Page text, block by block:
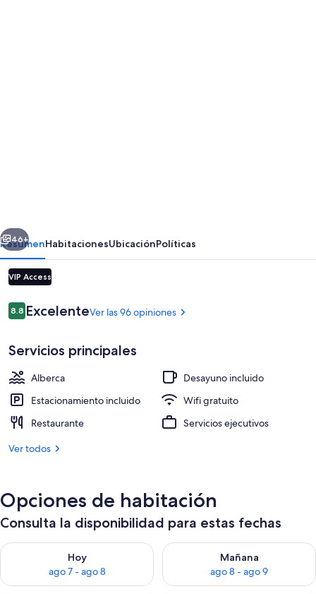
Ropa de cama de alta calidad y caja
Siguiente
46+
ResumenHabitacionesUbicaciónPolíticas
VIP Access
Opiniones
8.88.8 de 10,
ExcelenteVer las 96 opiniones
Servicios principales
Alberca
Desayuno incluido
Estacionamiento incluido
Wifi gratuito
Restaurante
Servicios ejecutivos
Ver todos
Opciones de habitación
Consulta la disponibilidad para estas fechas
Hoy
ago 7 - ago 8
Consulta la disponibilidad para hoy ago 7 - ago 8
Mañana
ago 8 - ago 9
Consulta la disponibilidad